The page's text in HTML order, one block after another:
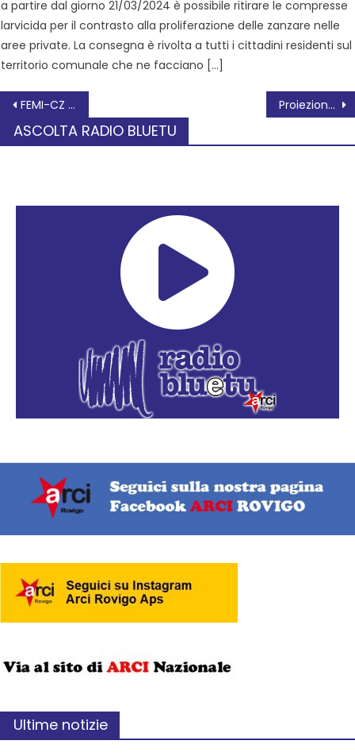
a partire dal giorno 21/03/2024 è possibile ritirare le compresse
larvicida per il contrasto alla proliferazione delle zanzare nelle
aree private. La consegna è rivolta a tutti i cittadini residenti sul
territorio comunale che ne facciano […]
FEMI-CZ RRD: I ROSSOBLÙ PER LA SFIDA CON IL CUS TORINO RUGBY Proiezione film Domenica 2 aprile all’ARCI
ASCOLTA RADIO BLUETU
Ultime notizie